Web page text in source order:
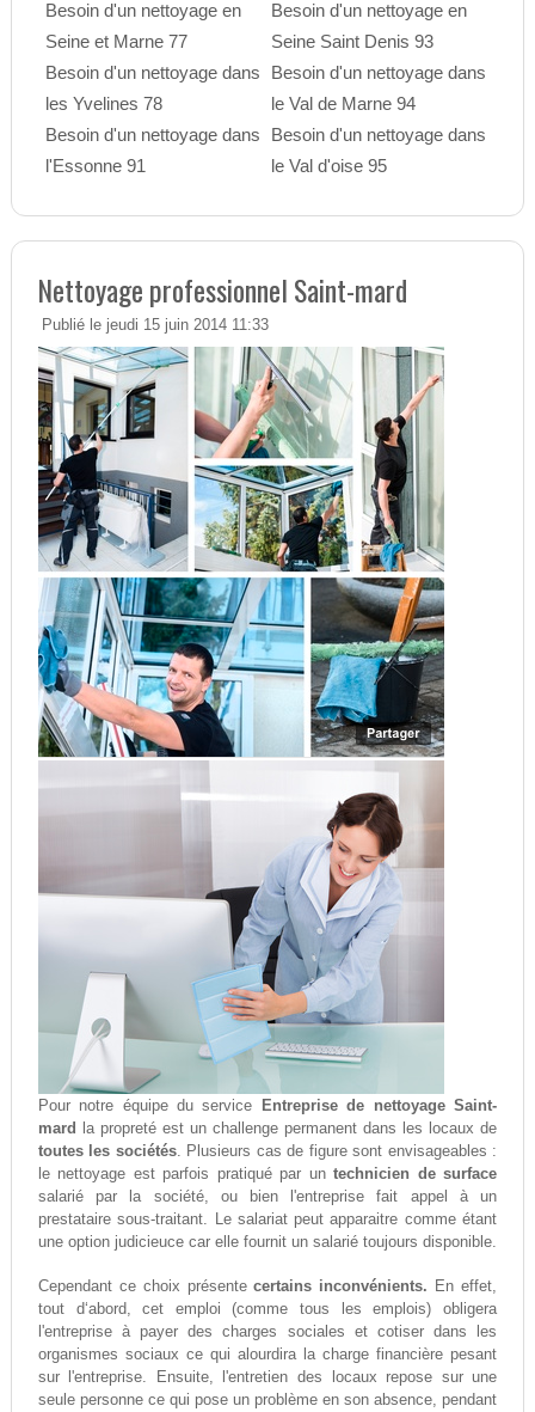
Besoin d'un nettoyage en
Seine et Marne 77
Besoin d'un nettoyage dans
les Yvelines 78
Besoin d'un nettoyage dans
l'Essonne 91
Besoin d'un nettoyage en
Seine Saint Denis 93
Besoin d'un nettoyage dans
le Val de Marne 94
Besoin d'un nettoyage dans
le Val d'oise 95
Nettoyage professionnel Saint-mard
Publié le jeudi 15 juin 2014 11:33
Pour notre équipe du service
Entreprise de nettoyage Saint-
mard
la propreté est un challenge permanent dans les locaux de
toutes les sociétés. Plusieurs cas de figure sont envisageables :
le nettoyage est parfois pratiqué par untechnicien de surface
salarié par la société, ou bien l'entreprise fait appel à un
prestataire sous-traitant. Le salariat peut apparaitre comme étant
une option judicieuce car elle fournit un salarié toujours disponible.
Cependant ce choix présentecertains inconvénients. En effet,
tout d‘abord, cet emploi (comme tous les emplois) obligera
l'entreprise à payer des charges sociales et cotiser dans les
organismes sociaux ce qui alourdira la charge financière pesant
sur l'entreprise. Ensuite, l'entretien des locaux repose sur une
seule personne ce qui pose un problème en son absence, pendant